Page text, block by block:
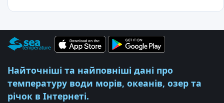
Найточніші та найповніші дані про
температуру води морів, океанів, озер та
річок в Інтернеті.